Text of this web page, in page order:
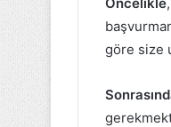
göre size